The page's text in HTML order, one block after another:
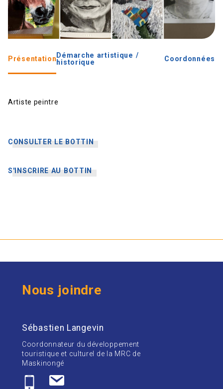
Présentation Démarche artistique /
historique
Coordonnées
Artiste peintre
CONSULTER LE BOTTIN
S'INSCRIRE AU BOTTIN
Nous joindre
Sébastien Langevin
Coordonnateur du développement
touristique et culturel de la MRC de
Maskinongé